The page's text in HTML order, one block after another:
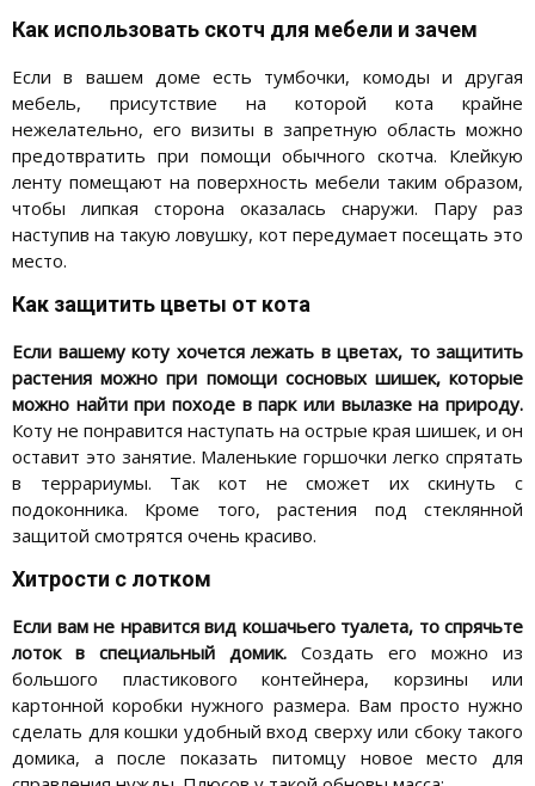
Как использовать скотч для мебели и зачем
Если в вашем доме есть тумбочки, комоды и другая
мебель, присутствие на которой кота крайне
нежелательно, его визиты в запретную область можно
предотвратить при помощи обычного скотча. Клейкую
ленту помещают на поверхность мебели таким образом,
чтобы липкая сторона оказалась снаружи. Пару раз
наступив на такую ловушку, кот передумает посещать это
место.
Как защитить цветы от кота
Если вашему коту хочется лежать в цветах, то защитить
растения можно при помощи сосновых шишек, которые
можно найти при походе в парк или вылазке на природу.
Коту не понравится наступать на острые края шишек, и он
оставит это занятие. Маленькие горшочки легко спрятать
в террариумы. Так кот не сможет их скинуть с
подоконника. Кроме того, растения под стеклянной
защитой смотрятся очень красиво.
Хитрости с лотком
Если вам не нравится вид кошачьего туалета, то спрячьте
лоток в специальный домик. Создать его можно из
большого пластикового контейнера, корзины или
картонной коробки нужного размера. Вам просто нужно
сделать для кошки удобный вход сверху или сбоку такого
домика, а после показать питомцу новое место для